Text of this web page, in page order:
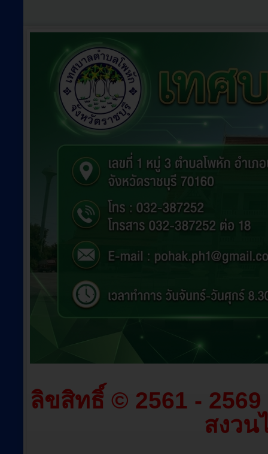
ลิขสิทธิ์ © 2561 -
สงวน